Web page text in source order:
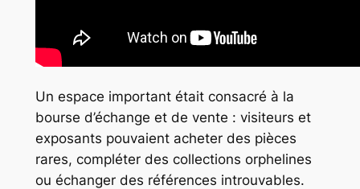
Un espace important était consacré à la
bourse d’échange et de vente : visiteurs et
exposants pouvaient acheter des pièces
rares, compléter des collections orphelines
ou échanger des références introuvables.